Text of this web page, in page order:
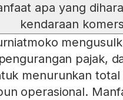
apa yang
kendaraan
pajak,
menurunkan
operasional.